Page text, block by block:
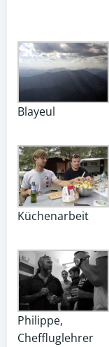
Blayeul
Küchenarbeit
Philippe,
Cheffluglehrer